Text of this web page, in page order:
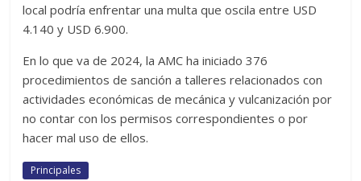
local podría enfrentar una multa que oscila entre USD
4.140 y USD 6.900.
En lo que va de 2024, la AMC ha iniciado 376
procedimientos de sanción a talleres relacionados con
actividades económicas de mecánica y vulcanización por
no contar con los permisos correspondientes o por
hacer mal uso de ellos.
Principales